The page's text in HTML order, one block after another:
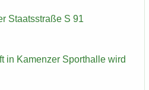
Staats­stra­ße S 91
in Ka­men­zer Sport­hal­le wird